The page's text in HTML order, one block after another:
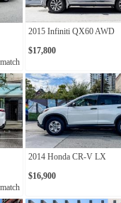
2015 Infiniti QX60 AWD
$17,800
2014 Honda CR-V LX
$16,900